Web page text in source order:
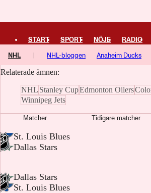
START SPORT NÖJE RADIO
NHL NHL-bloggen Anaheim Ducks
Boston Bruins
Carolina Hurricanes Chicago Blackhawks
Los Angeles Kings
New York Rangers
Dallas Stars
Här samlar vi artiklar, video och poddavsnitt
Relaterade ämnen:
NHL Stanley CupEdmonton Oilers
Winnipeg Jets
Matcher Tidigare matcher
-
St. Louis Blues
-
Dallas Stars
-
Dallas Stars
-
St. Louis Blues